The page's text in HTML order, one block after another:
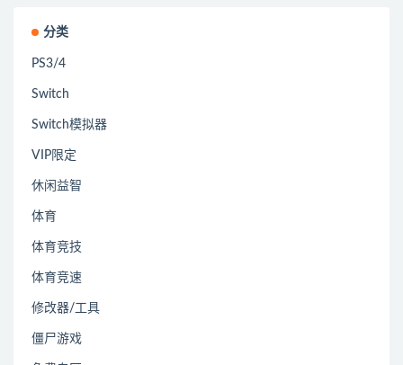
分类
PS3/4
Switch
Switch模拟器
VIP限定
休闲益智
体育
体育竞技
体育竞速
修改器/工具
僵尸游戏